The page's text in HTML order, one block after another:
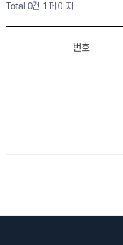
Total 0건 1 페이지
번호